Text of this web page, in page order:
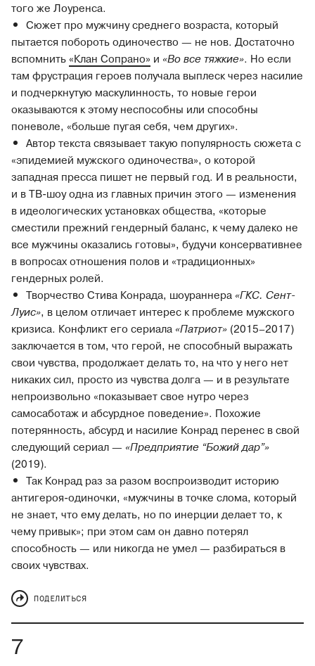
того же Лоуренса.
Сюжет про мужчину среднего возраста, который
пытается побороть одиночество — не нов. Достаточно
вспомнить «Клан Сопрано» и «Во все тяжкие». Но если
там фрустрация героев получала выплеск через насилие
и подчеркнутую маскулинность, то новые герои
оказываются к этому неспособны или способны
поневоле, «больше пугая себя, чем других».
Автор текста связывает такую популярность сюжета с
«эпидемией мужского одиночества», о которой
западная пресса пишет не первый год. И в реальности,
и в ТВ-шоу одна из главных причин этого — изменения
в идеологических установках общества, «которые
сместили прежний гендерный баланс, к чему далеко не
все мужчины оказались готовы», будучи консервативнее
в вопросах отношения полов и «традиционных»
гендерных ролей.
Творчество Стива Конрада, шоураннера «ГКС. Сент-
Луис», в целом отличает интерес к проблеме мужского
кризиса. Конфликт его сериала «Патриот» (2015–2017)
заключается в том, что герой, не способный выражать
свои чувства, продолжает делать то, на что у него нет
никаких сил, просто из чувства долга — и в результате
непроизвольно «показывает свое нутро через
самосаботаж и абсурдное поведение». Похожие
потерянность, абсурд и насилие Конрад перенес в свой
следующий сериал — «Предприятие “Божий дар”»
(2019).
Так Конрад раз за разом воспроизводит историю
антигероя-одиночки, «мужчины в точке слома, который
не знает, что ему делать, но по инерции делает то, к
чему привык»; при этом сам он давно потерял
способность — или никогда не умел — разбираться в
своих чувствах.
ПОДЕЛИТЬСЯ